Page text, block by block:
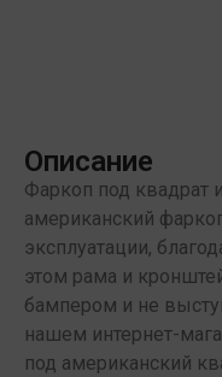
Описание
Фаркоп под квадрат
американский
эксплуатации,
этом рама и
бампером и не
нашем интернет-
под американский